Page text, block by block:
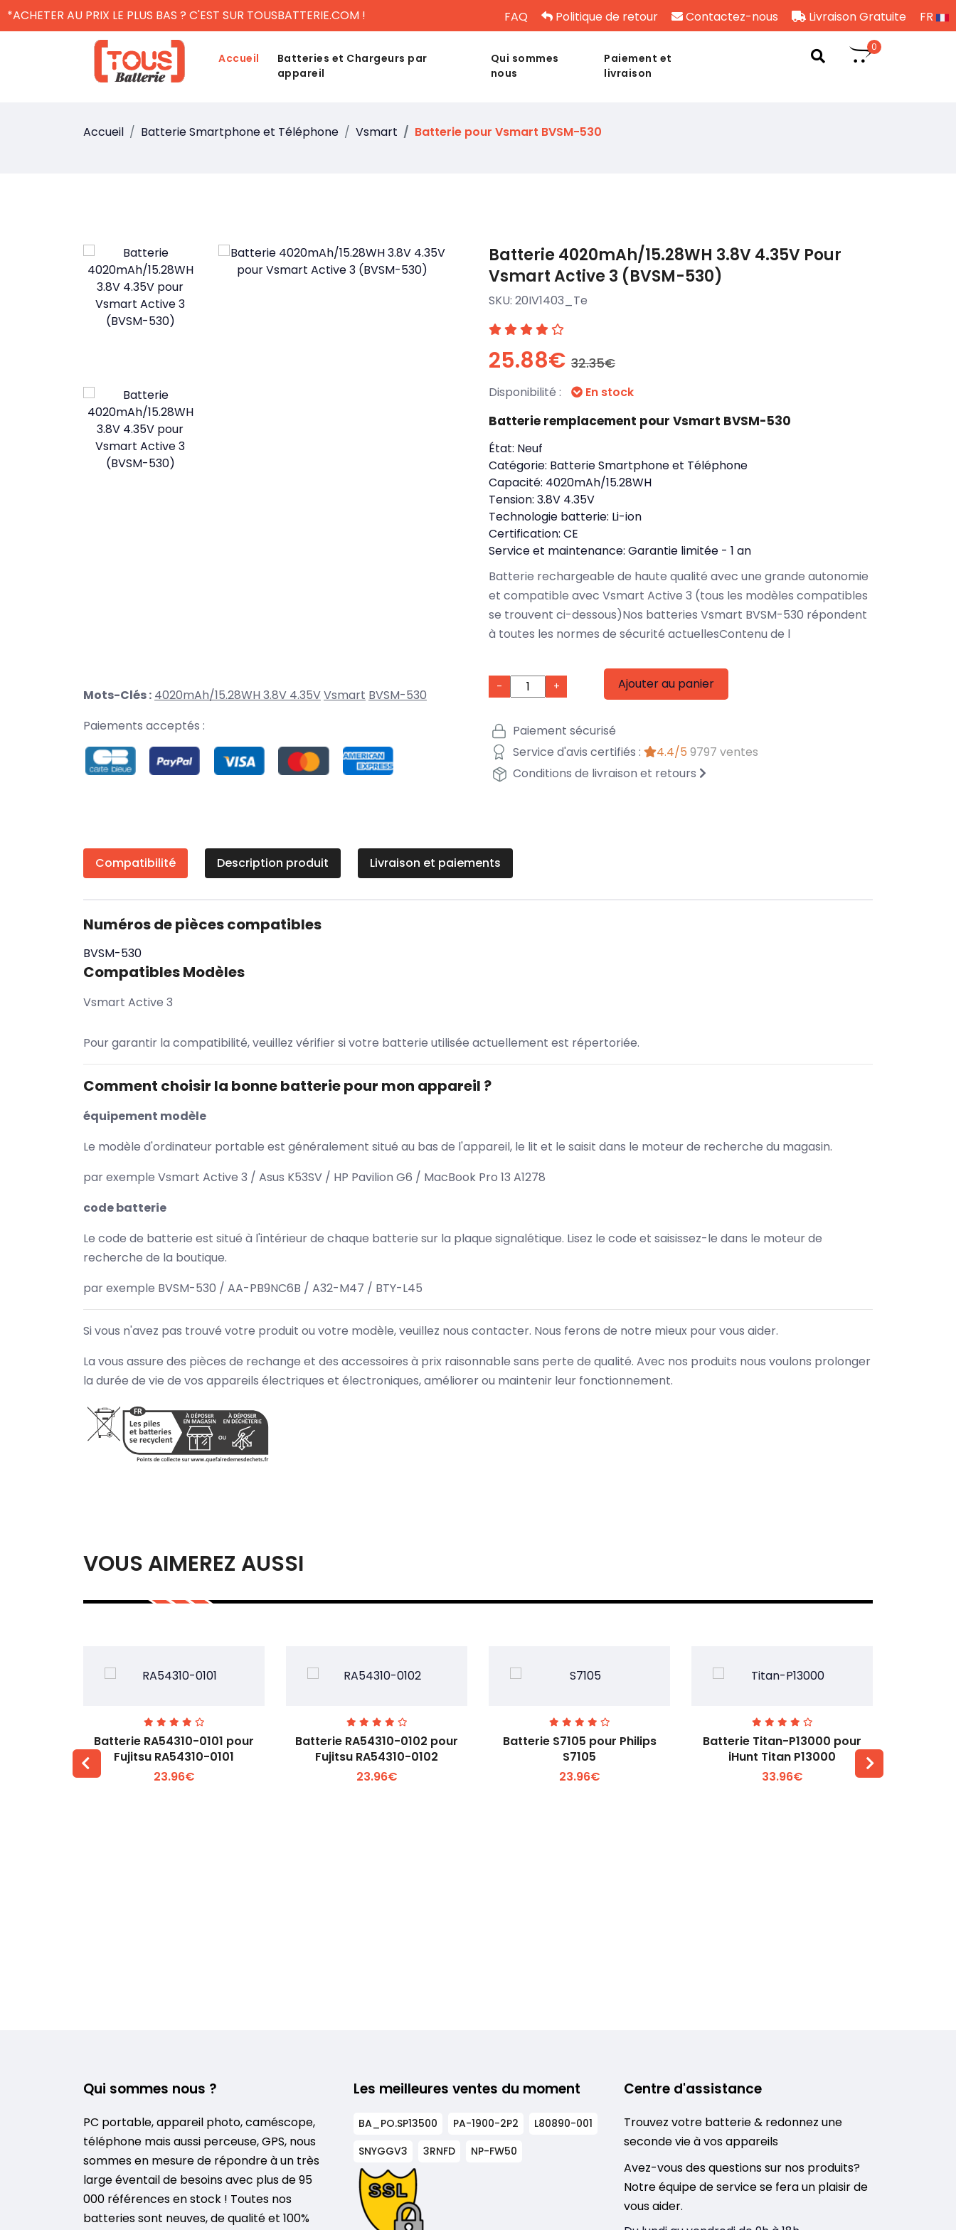
*ACHETER AU PRIX LE PLUS BAS ? C'EST SUR TOUSBATTERIE.COM ! FAQ Politique de retour Contactez-nous Livraison Gratuite FR
Accueil
Batteries et Chargeurs par
appareil
Qui sommes
nous
Paiement et
livraison
0
Accueil Batterie Smartphone et Téléphone Vsmart Batterie pour Vsmart BVSM-530
Mots-Clés : 4020mAh/15.28WH 3.8V 4.35VVsmart BVSM-530
Paiements acceptés :
Batterie 4020mAh/15.28WH 3.8V 4.35V Pour
Vsmart Active 3 (BVSM-530)
SKU: 20IV1403_Te
25.88€ 32.35€
Disponibilité : En stock
Batterie remplacement pour Vsmart BVSM-530
État: Neuf
Catégorie: Batterie Smartphone et Téléphone
Capacité: 4020mAh/15.28WH
Tension: 3.8V 4.35V
Technologie batterie: Li-ion
Certification: CE
Service et maintenance: Garantie limitée - 1 an
Batterie rechargeable de haute qualité avec une grande autonomie
et compatible avec Vsmart Active 3 (tous les modèles compatibles
se trouvent ci-dessous)Nos batteries Vsmart BVSM-530 répondent
à toutes les normes de sécurité actuellesContenu de l
- + Ajouter au panier
Paiement sécurisé
Service d'avis certifiés :
4.4/5 9797 ventes
Conditions de livraison et retours
Compatibilité Description produit Livraison et paiements
Numéros de pièces compatibles
BVSM-530
Compatibles Modèles
Vsmart Active 3
Pour garantir la compatibilité, veuillez vérifier si votre batterie utilisée actuellement est répertoriée.
Comment choisir la bonne batterie pour mon appareil ?
équipement modèle
Le modèle d'ordinateur portable est généralement situé au bas de l'appareil, le lit et le saisit dans le moteur de recherche du magasin.
par exemple Vsmart Active 3 / Asus K53SV / HP Pavilion G6 / MacBook Pro 13 A1278
code batterie
Le code de batterie est situé à l'intérieur de chaque batterie sur la plaque signalétique. Lisez le code et saisissez-le dans le moteur de
recherche de la boutique.
par exemple BVSM-530 / AA-PB9NC6B / A32-M47 / BTY-L45
Si vous n'avez pas trouvé votre produit ou votre modèle, veuillez nous contacter. Nous ferons de notre mieux pour vous aider.
La vous assure des pièces de rechange et des accessoires à prix raisonnable sans perte de qualité. Avec nos produits nous voulons prolonger
la durée de vie de vos appareils électriques et électroniques, améliorer ou maintenir leur fonctionnement.
VOUS AIMEREZ AUSSI
Voir plus +
Batterie RA54310-0101 pour
Fujitsu RA54310-0101
23.96€
Voir plus +
Batterie RA54310-0102 pour
Fujitsu RA54310-0102
23.96€
Voir plus +
Batterie S7105 pour Philips
S7105
23.96€
Voir plus +
Batterie Titan-P13000 pour
iHunt Titan P13000
33.96€
Qui sommes nous ?
PC portable, appareil photo, caméscope,
téléphone mais aussi perceuse, GPS, nous
sommes en mesure de répondre à un très
large éventail de besoins avec plus de 95
000 références en stock ! Toutes nos
batteries sont neuves, de qualité et 100%
Les meilleures ventes du moment
BA_PO.SP13500 PA-1900-2P2
L80890-001
SNYGGV3
3RNFD NP-FW50
Centre d'assistance
Trouvez votre batterie & redonnez une
seconde vie à vos appareils
Avez-vous des questions sur nos produits?
Notre équipe de service se fera un plaisir de
vous aider.